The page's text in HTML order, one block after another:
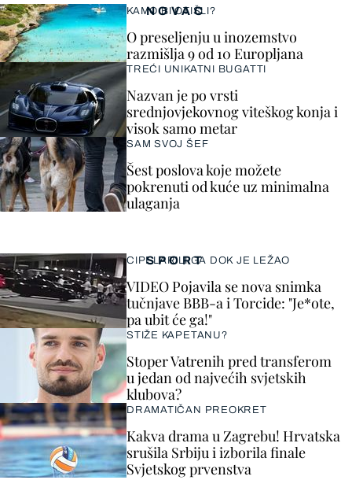
SPORT
CIPELARILI GA DOK JE LEŽAO
VIDEO Pojavila se nova snimka
tučnjave BBB-a i Torcide: "Je*ote,
pa ubit će ga!"
STIŽE KAPETANU?
Stoper Vatrenih pred transferom
u jedan od najvećih svjetskih
klubova?
DRAMATIČAN PREOKRET
Kakva drama u Zagrebu! Hrvatska
srušila Srbiju i izborila finale
Svjetskog prvenstva
NOVAC
KAMO BI OTIŠLI?
O preseljenju u inozemstvo
razmišlja 9 od 10 Europljana
TREĆI UNIKATNI BUGATTI
Nazvan je po vrsti
srednjovjekovnog viteškog konja i
visok samo metar
SAM SVOJ ŠEF
Šest poslova koje možete
pokrenuti od kuće uz minimalna
ulaganja